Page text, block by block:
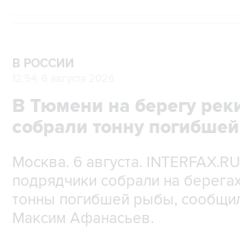
В РОССИИ
В Тюмени на берегу
собрали тонну
Москва. 6 августа.
подрядчики собрали на
тонны погибшей рыбы,
Максим Афанасьев.